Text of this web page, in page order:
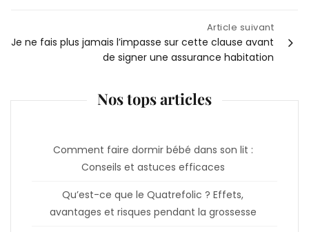
l’article
Article suivant
Je ne fais plus jamais l’impasse sur cette clause avant
de signer une assurance habitation
Nos tops articles
Comment faire dormir bébé dans son lit :
Conseils et astuces efficaces
Qu’est-ce que le Quatrefolic ? Effets,
avantages et risques pendant la grossesse